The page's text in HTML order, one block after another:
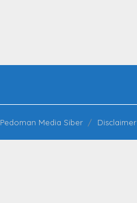
Pedoman Media Siber Disclaimer